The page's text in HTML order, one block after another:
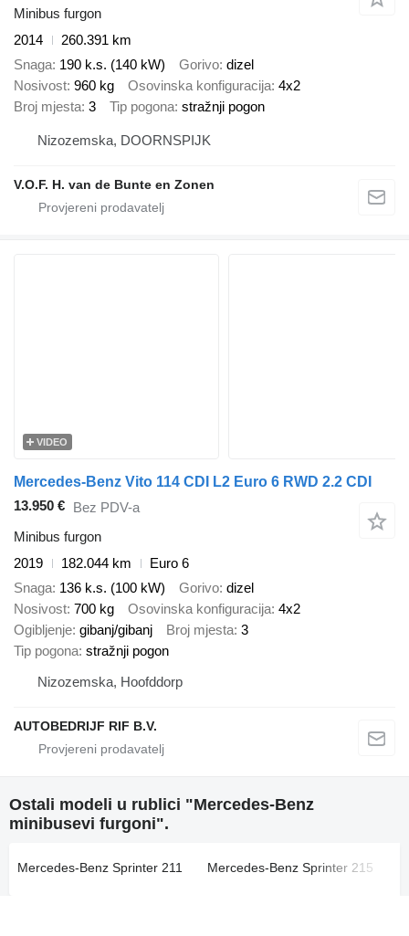
Minibus furgon
2014
260.391 km
Snaga 190 k.s. (140 kW) Gorivo dizel
Nosivost 960 kg Osovinska konfiguracija 4x2
Broj mjesta 3 Tip pogona stražnji pogon
Nizozemska, DOORNSPIJK
V.O.F. H. van de Bunte en Zonen
VIDEO
Mercedes-Benz Vito 114 CDI L2 Euro 6 RWD 2.2 CDI
13.950 € Bez PDV-a
Minibus furgon
2019
182.044 km
Euro 6
Snaga 136 k.s. (100 kW) Gorivo dizel
Nosivost 700 kg Osovinska konfiguracija 4x2
Ogibljenje gibanj/gibanj Broj mjesta 3
Tip pogona stražnji pogon
Nizozemska, Hoofddorp
AUTOBEDRIJF RIF B.V.
Ostali modeli u rublici "Mercedes-Benz
minibusevi furgoni".
Mercedes-Benz Sprinter 211 Mercedes-Benz Sprinter 215